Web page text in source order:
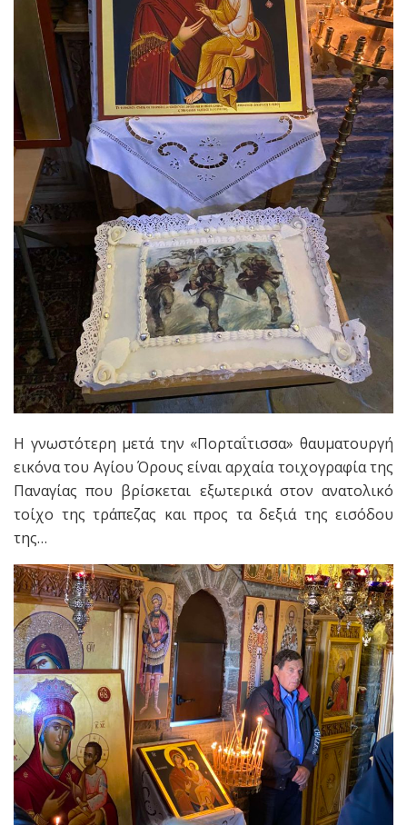
Η γνωστότερη μετά την «Πορταΐτισσα» θαυματουργή
εικόνα του Αγίου Όρους είναι αρχαία τοιχογραφία της
Παναγίας που βρίσκεται εξωτερικά στον ανατολικό
τοίχο της τράπεζας και προς τα δεξιά της εισόδου
της…